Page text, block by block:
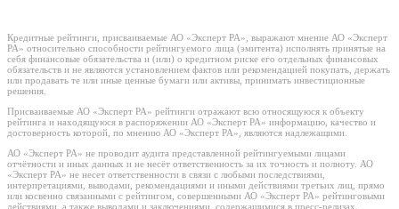
Кредитные рейтинги, присваиваемые АО «Эксперт РА», выражают мнение АО «Эксперт
РА» относительно способности рейтингуемого лица (эмитента) исполнять принятые на
себя финансовые обязательства и (или) о кредитном риске его отдельных финансовых
обязательств и не являются установлением фактов или рекомендацией покупать, держать
или продавать те или иные ценные бумаги или активы, принимать инвестиционные
решения.
Присваиваемые АО «Эксперт РА» рейтинги отражают всю относящуюся к объекту
рейтинга и находящуюся в распоряжении АО «Эксперт РА» информацию, качество и
достоверность которой, по мнению АО «Эксперт РА», являются надлежащими.
АО «Эксперт РА» не проводит аудита представленной рейтингуемыми лицами
отчётности и иных данных и не несёт ответственность за их точность и полноту. АО
«Эксперт РА» не несет ответственности в связи с любыми последствиями,
интерпретациями, выводами, рекомендациями и иными действиями третьих лиц, прямо
или косвенно связанными с рейтингом, совершенными АО «Эксперт РА» рейтинговыми
действиями, а также выводами и заключениями, содержащимися в пресс-релизах,